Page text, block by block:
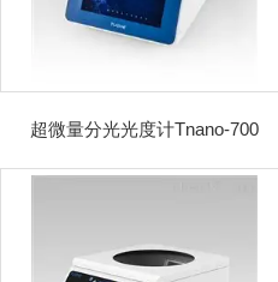
超微量分光光度计Tnano-700